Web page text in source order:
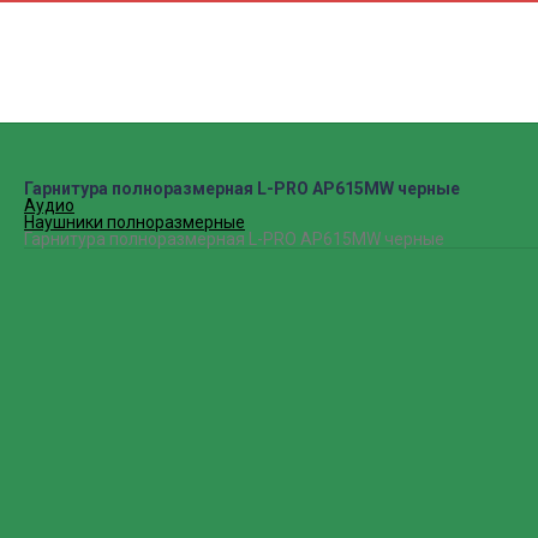
Гарнитура полноразмерная L-PRO AP615MW черные
Аудио
Наушники полноразмерные
Гарнитура полноразмерная L-PRO AP615MW черные